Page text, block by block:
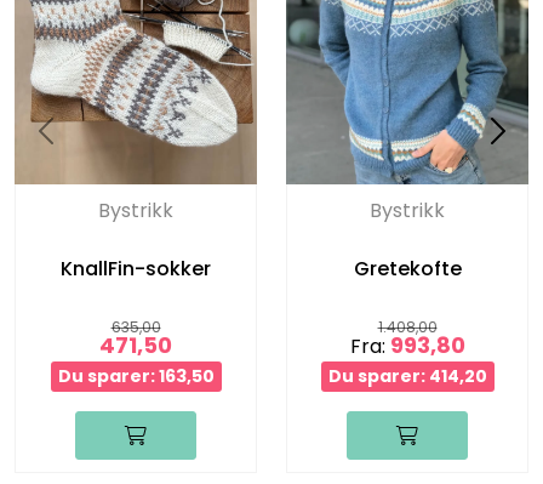
Bystrikk
KnallFin-sokker
635,00
471,50
Du sparer: 163,50
Bystrikk
Gretekofte
1.408,00
Fra: 993,80
Du sparer: 414,20